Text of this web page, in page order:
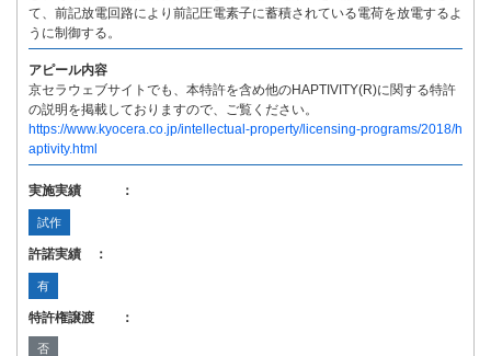
て、前記放電回路により前記圧電素子に蓄積されている電荷を放電するよ
うに制御する。
アピール内容
京セラウェブサイトでも、本特許を含め他のHAPTIVITY(R)に関する特許
の説明を掲載しておりますので、ご覧ください。
https://www.kyocera.co.jp/intellectual-property/licensing-programs/2018/h
aptivity.html
実施実績 ：
試作
許諾実績 ：
有
特許権譲渡 ：
否